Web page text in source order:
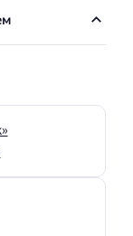
коляске: